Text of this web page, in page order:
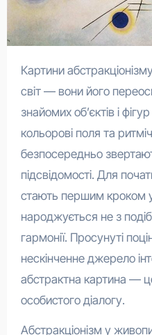
Картини абстракціонізму не копіюють реальний
світ — вони його
знайомих об’єктів і
кольорові поля та
безпосередньо
підсвідомості. Для
стають першим кроком
народжується не з
гармонії. Просунуті
нескінченне джерело
абстрактна картина —
особистого діалогу.
Абстракціонізм у